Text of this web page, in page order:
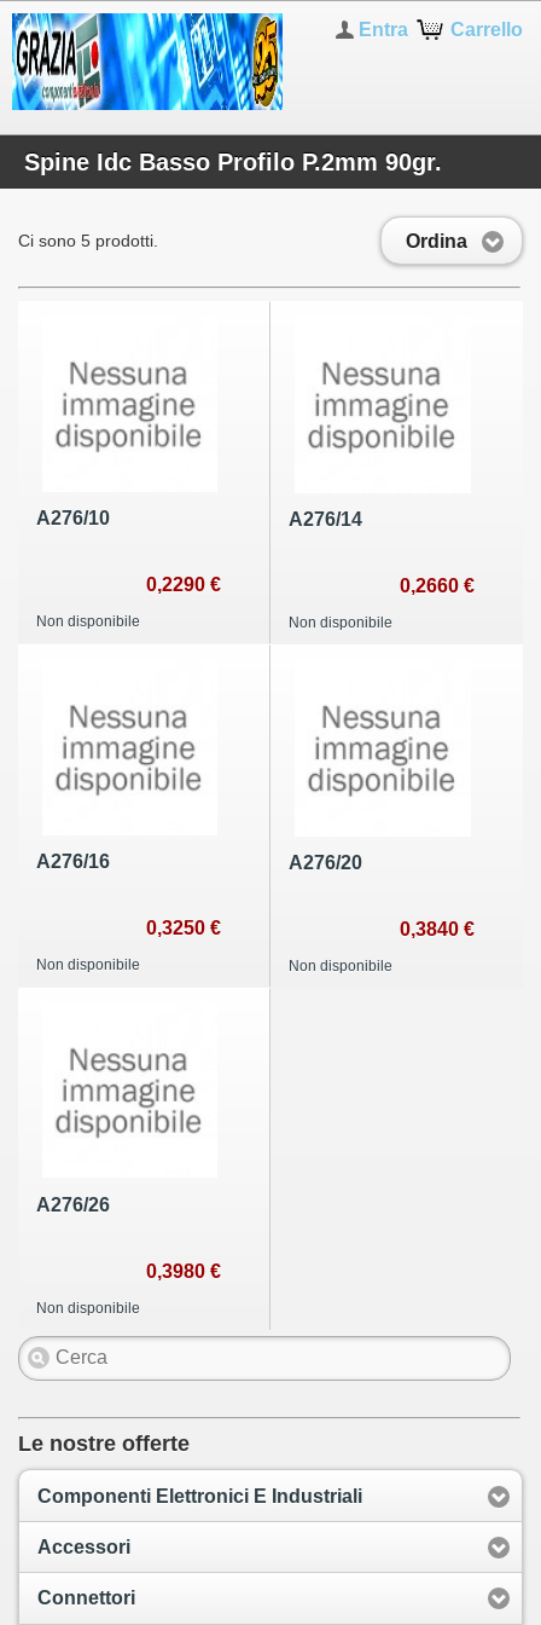
Carrello
Entra
Spine Idc Basso Profilo P.2mm 90gr.
Ordina
Ci sono 5 prodotti.
A276/10
0,2290 €
Non disponibile
A276/14
0,2660 €
Non disponibile
A276/16
0,3250 €
Non disponibile
A276/20
0,3840 €
Non disponibile
A276/26
0,3980 €
Non disponibile
Le nostre offerte
Componenti Elettronici E Industriali
Accessori
Connettori